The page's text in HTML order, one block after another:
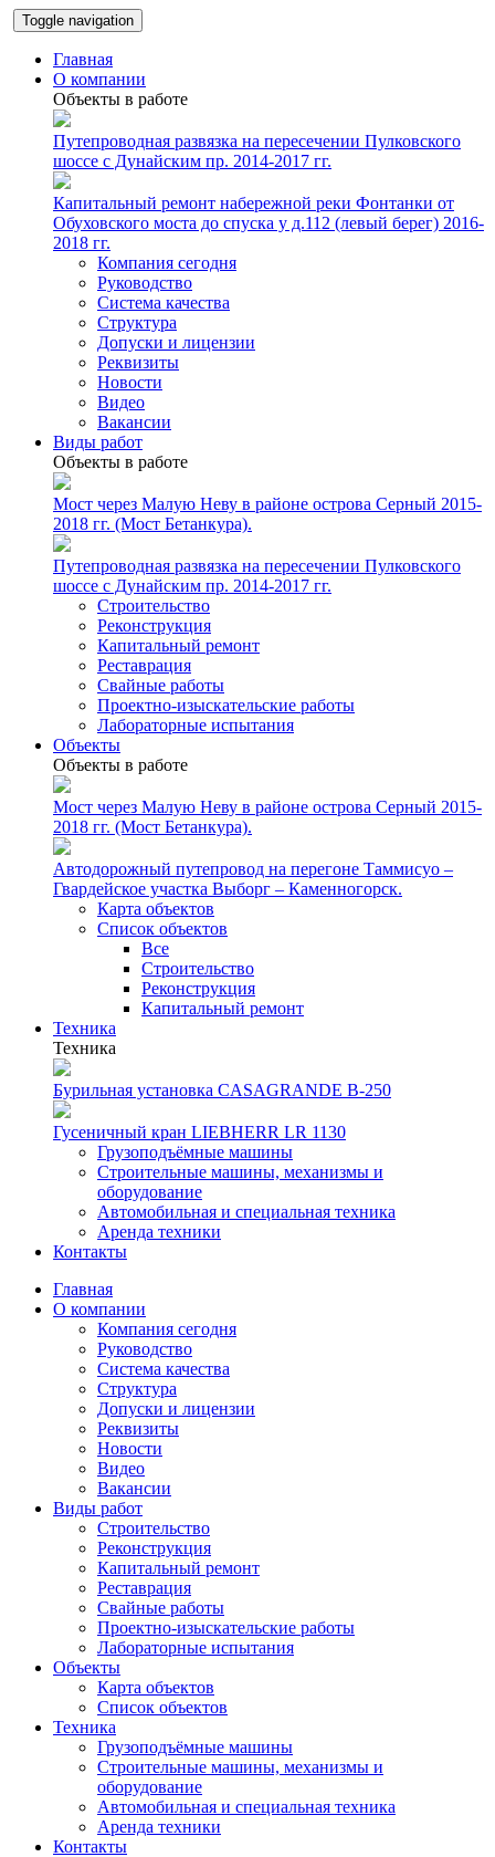
Toggle navigation
Главная
О компании
Объекты в работе
Путепроводная развязка на пересечении Пулковского
шоссе с Дунайским пр. 2014-2017 гг.
Капитальный ремонт набережной реки Фонтанки от
Обуховского моста до спуска у д.112 (левый берег) 2016-
2018 гг.
Компания сегодня
Руководство
Система качества
Структура
Допуски и лицензии
Реквизиты
Новости
Видео
Вакансии
Виды работ
Объекты в работе
Мост через Малую Неву в районе острова Серный 2015-
2018 гг. (Мост Бетанкура).
Путепроводная развязка на пересечении Пулковского
шоссе с Дунайским пр. 2014-2017 гг.
Строительство
Реконструкция
Капитальный ремонт
Реставрация
Свайные работы
Проектно-изыскательские работы
Лабораторные испытания
Объекты
Объекты в работе
Мост через Малую Неву в районе острова Серный 2015-
2018 гг. (Мост Бетанкура).
Автодорожный путепровод на перегоне Таммисуо –
Гвардейское участка Выборг – Каменногорск.
Карта объектов
Список объектов
Все
Строительство
Реконструкция
Капитальный ремонт
Техника
Техника
Бурильная установка CASAGRANDE B-250
Гусеничный кран LIEBHERR LR 1130
Грузоподъёмные машины
Строительные машины, механизмы и
оборудование
Автомобильная и специальная техника
Аренда техники
Контакты
Главная
О компании
Компания сегодня
Руководство
Система качества
Структура
Допуски и лицензии
Реквизиты
Новости
Видео
Вакансии
Виды работ
Строительство
Реконструкция
Капитальный ремонт
Реставрация
Свайные работы
Проектно-изыскательские работы
Лабораторные испытания
Объекты
Карта объектов
Список объектов
Техника
Грузоподъёмные машины
Строительные машины, механизмы и
оборудование
Автомобильная и специальная техника
Аренда техники
Контакты